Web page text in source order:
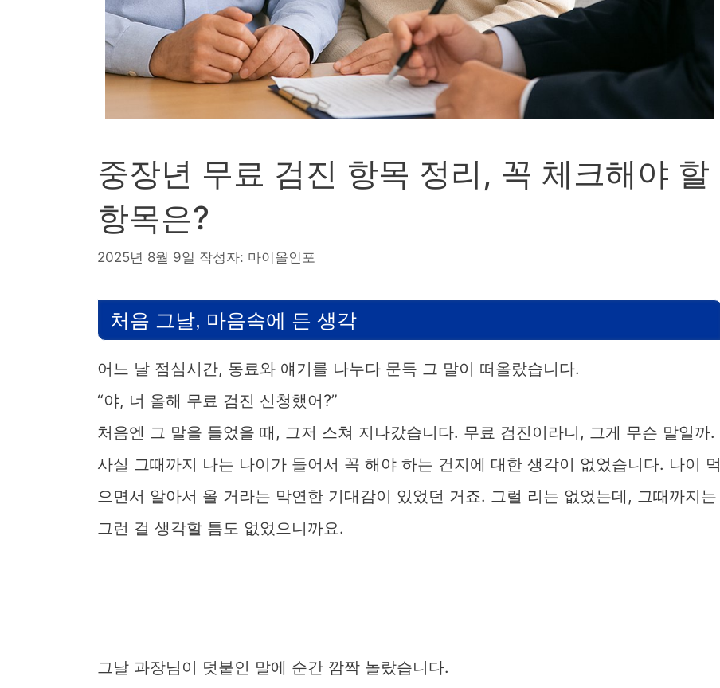
중장년 무료 검진 항목 정리, 꼭 체크해야 할
항목은?
2025년 8월 9일 작성자: 마이올인포
처음 그날, 마음속에 든 생각
어느 날 점심시간, 동료와 얘기를 나누다 문득 그 말이 떠올랐습니다.
“야, 너 올해 무료 검진 신청했어?”
처음엔 그 말을 들었을 때, 그저 스쳐 지나갔습니다. 무료 검진이라니, 그게 무슨 말일까.
사실 그때까지 나는 나이가 들어서 꼭 해야 하는 건지에 대한 생각이 없었습니다. 나이 먹
으면서 알아서 올 거라는 막연한 기대감이 있었던 거죠. 그럴 리는 없었는데, 그때까지는
그런 걸 생각할 틈도 없었으니까요.
그날 과장님이 덧붙인 말에 순간 깜짝 놀랐습니다.